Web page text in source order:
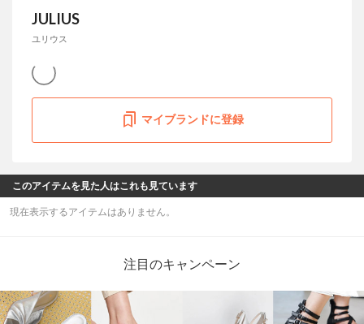
JULIUS
ユリウス
マイブランドに登録
このアイテムを見た人はこれも見ています
現在表示するアイテムはありません。
注目のキャンペーン